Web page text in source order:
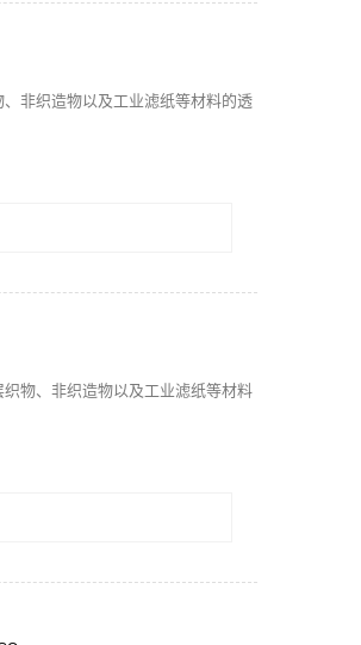
非织造物以及工业滤纸等材料的透
物、非织造物以及工业滤纸等材料